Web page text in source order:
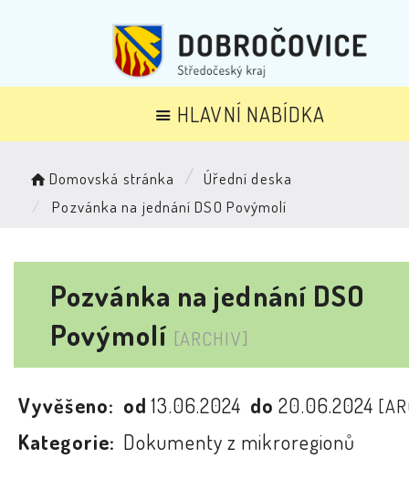
HLAVNÍ NABÍDKA
Domovská stránka
Úřední deska
Pozvánka na jednání DSO Povýmolí
Pozvánka na jednání DSO
Povýmolí [ARCHIV]
Vyvěšeno: od13.06.2024 do20.06.2024
Kategorie: Dokumenty z mikroregionů